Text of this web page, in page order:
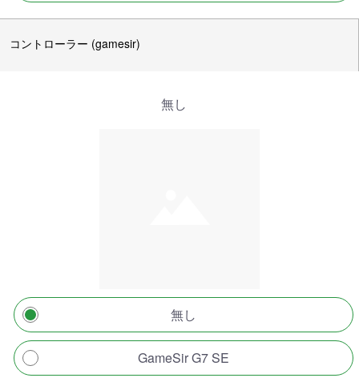
コントローラー (gamesir)
無し
無し
GameSir G7 SE